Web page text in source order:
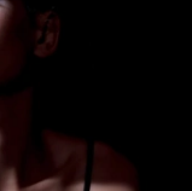
| Kultur &
Events